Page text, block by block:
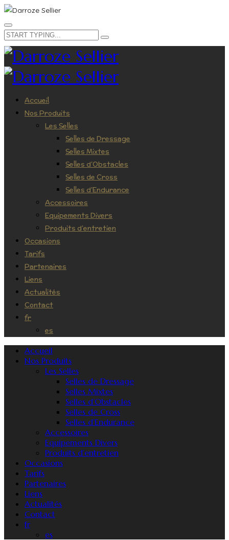
Accueil
Nos Produits
Les Selles
Selles de Dressage
Selles Mixtes
Selles d’Obstacles
Selles de Cross
Selles d’Endurance
Accessoires
Equipements Divers
Produits d’entretien
Occasions
Tarifs
Partenaires
Liens
Actualités
Contact
fr
es
Accueil
Nos Produits
Les Selles
Selles de Dressage
Selles Mixtes
Selles d’Obstacles
Selles de Cross
Selles d’Endurance
Accessoires
Equipements Divers
Produits d’entretien
Occasions
Tarifs
Partenaires
Liens
Actualités
Contact
fr
es